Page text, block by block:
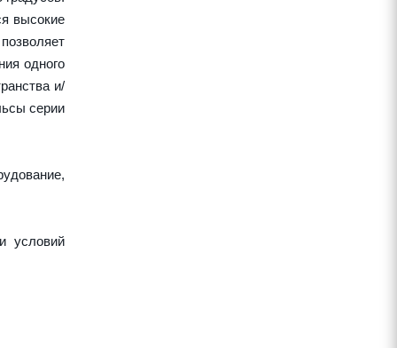
высокие
одного
и/
серии
условий